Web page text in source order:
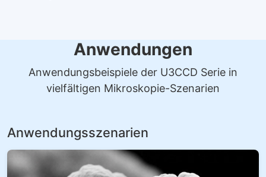
Anwendungen
Anwendungsbeispiele der U3CCD Serie in
vielfältigen Mikroskopie-Szenarien
Anwendungsszenarien